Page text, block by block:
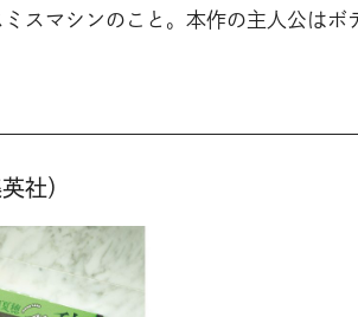
ミスマシンのこと。本作の主人公はボ
社）